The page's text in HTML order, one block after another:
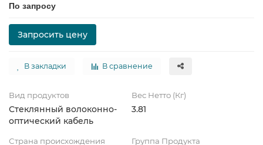
По запросу
Запросить цену
В закладки В сравнение
Вид продуктов
Стеклянный волоконно-
оптический кабель
Вес Нетто (Кг)
3.81
Страна происхождения Группа Продукта